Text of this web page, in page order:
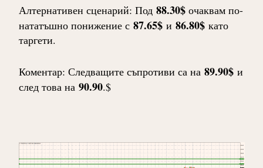
Алтернативен сценарий: Под 88.30$очаквам по-
нататъшно понижение с 87.65$и 86.80$като
таргети.
Коментар: Следващите съпротиви са на 89.90$и
след това на 90.90.$